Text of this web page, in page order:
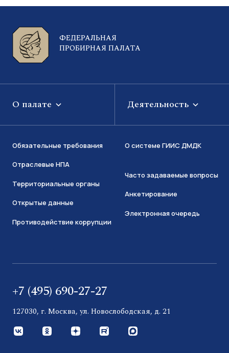
ФЕДЕРАЛЬНАЯ
ПРОБИРНАЯ ПАЛАТА
О палате Деятельность
Обязательные требования
Отраслевые НПА
Территориальные органы
Открытые данные
Противодействие коррупции
О системе ГИИС ДМДК
Часто задаваемые вопросы
Анкетирование
Электронная очередь
+7 (495) 690-27-27
127030, г. Москва, ул. Новослободская, д. 21